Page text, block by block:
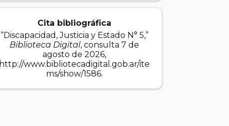
Cita bibliográfica
“Discapacidad, Justicia y Estado N° 5,”
Biblioteca Digital, consulta 7 de
agosto de 2026,
http://www.bibliotecadigital.gob.ar/ite
ms/show/1586.